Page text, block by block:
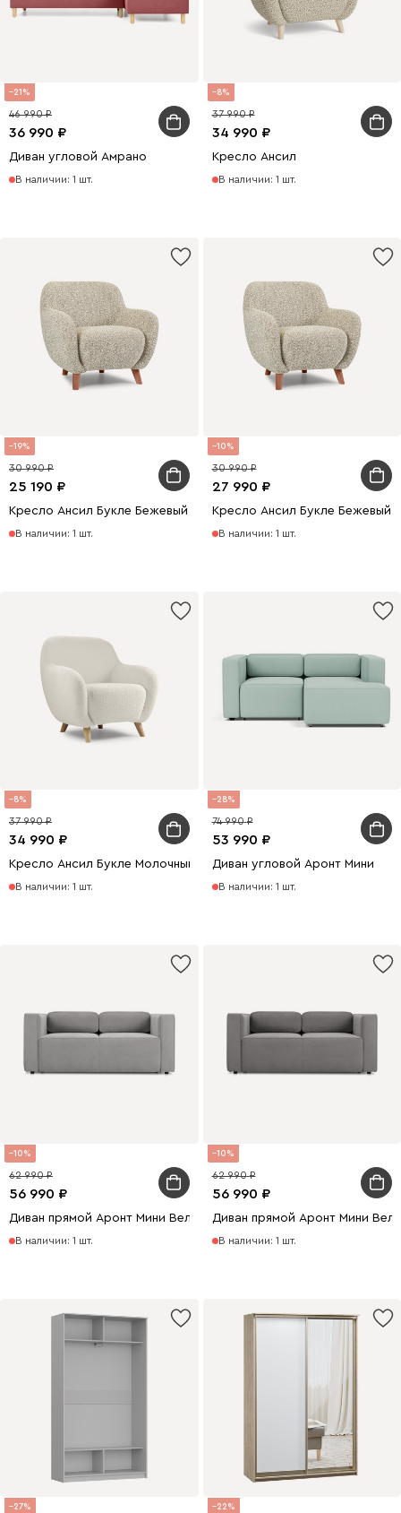
21
36 990
46 990
Диван угловой Амрано
В наличии: 1 шт.
8
34 990
37 990
Кресло Ансил
В наличии: 1 шт.
19
25 190
30 990
Кресло Ансил Букле Бежевый
В наличии: 1 шт.
10
27 990
30 990
Кресло Ансил Букле Бежевый
В наличии: 1 шт.
8
34 990
37 990
Кресло Ансил Букле Молочный
В наличии: 1 шт.
28
53 990
74 990
Диван угловой Аронт Мини
В наличии: 1 шт.
10
56 990
62 990
Диван прямой Аронт Мини Велюр Светло-серый
В наличии: 1 шт.
10
56 990
62 990
Диван прямой Аронт Мини
В наличии: 1 шт.
27 22